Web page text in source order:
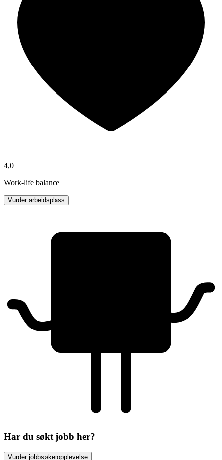
4,0
Work-life balance
Vurder arbeidsplass
Har du søkt jobb her?
Vurder jobbsøkeropplevelse